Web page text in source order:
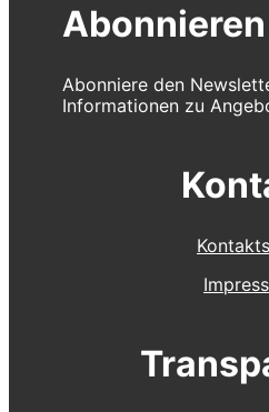
Abonnieren
Abonniere den
Informationen zu